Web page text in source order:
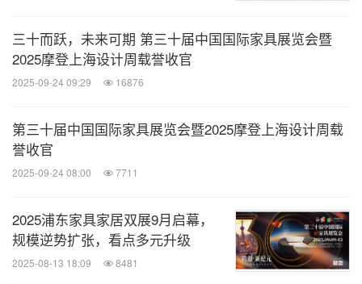
献礼二：跨界破圈，激活生意新增量、新增长
在新国际，除了每年必看的、海外&本土设计品牌云
馆之外， E5馆将全新启幕商用高定整装馆，汇聚标杆
企业和新锐品牌；E8B特别开辟Garden Furniture空
在商用高定整装馆还将落地ReMe-ESG可持续发展主
题特展，开启"绿色家居元年"。
打造森林中央公园•
三十而跃，未来可期 第三十届中国国际家具展览会暨
2025摩登上海设计周载誉收官
2025-09-24 09:29 16876
第三十届中国国际家具展览会暨2025摩登上海设计周载
誉收官
2025-09-24 08:00 7711
2025浦东家具家居双展9月启幕，
规模逆势扩张，看点多元升级
2025-08-13 18:09 8481